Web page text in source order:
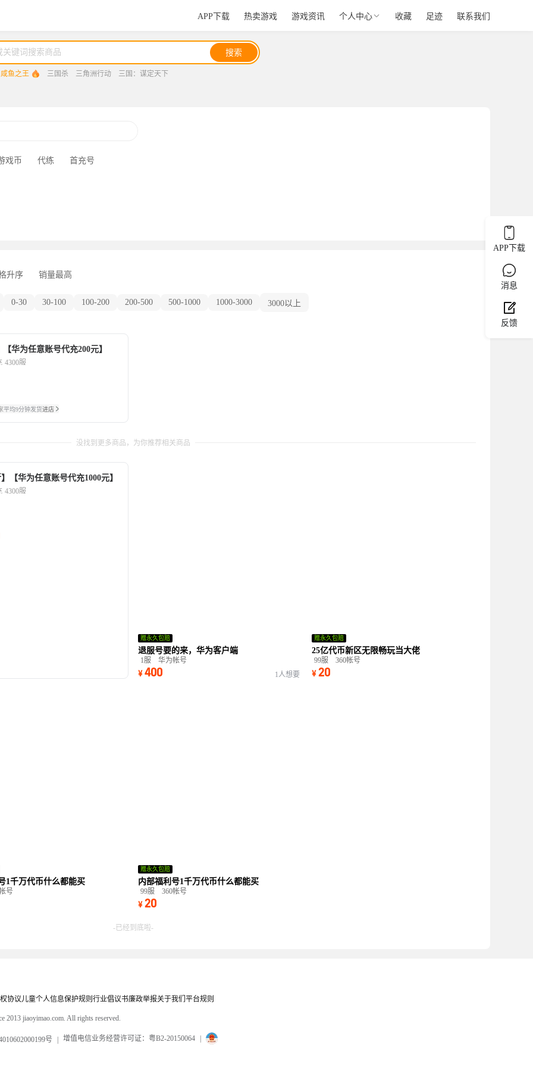
APP下载
消息
反馈
APP下载 热卖游戏 游戏资讯 个人中心 收藏 足迹 联系我们
搜索
咸鱼之王 三国杀 三角洲行动 三国：谋定天下
和平精英
戏币 代练 首充号
升序 销量最高
0-30 30-100 100-200 200-500 500-1000 1000-3000 3000以上
【华为任意账号代充200元】
4300服
平均9分钟发货进店
没找到更多商品，为你推荐相关商品
】【华为任意账号代充1000元】
4300服
赠永久包赔
退服号要的来，华为客户端
1服 华为帐号
¥ 400 1人想要
赠永久包赔
25亿代币新区无限畅玩当大佬
99服 360帐号
¥ 20
1千万代币什么都能买
号
赠永久包赔
内部福利号1千万代币什么都能买
99服 360帐号
¥ 20
-已经到底啦-
协议儿童个人信息保护规则 行业倡议书廉政举报关于我们 平台规则
2013 jiaoyimao.com. All rights reserved.
号 增值电信业务经营许可证：粤B2-20150064